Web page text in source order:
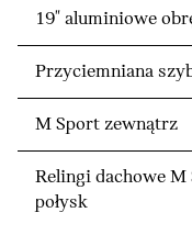
19" aluminiowe
Przyciemniana
M Sport zewnątrz
Relingi dachowe
połysk